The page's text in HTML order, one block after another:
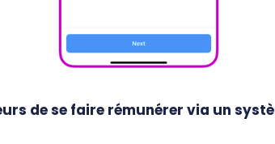
de se faire rémunérer via un